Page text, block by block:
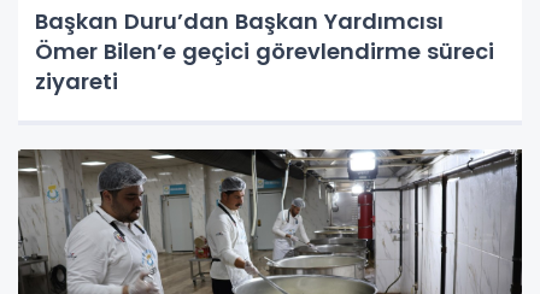
Başkan Duru’dan Başkan Yardımcısı
Ömer Bilen’e geçici görevlendirme süreci
ziyareti